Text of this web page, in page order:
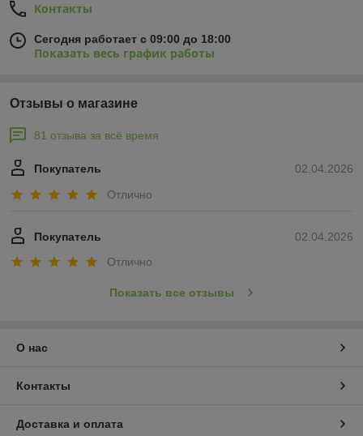
Контакты
Сегодня работает с 09:00 до 18:00
Показать весь график работы
Отзывы о магазине
81 отзыва за всё время
02.04.2026
Покупатель
Отлично
02.04.2026
Покупатель
Отлично
Показать все отзывы
О нас
Контакты
Доставка и оплата